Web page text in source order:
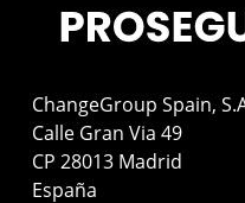
ChangeGroup Spain,
Calle Gran Via 49
CP 28013 Madrid
España